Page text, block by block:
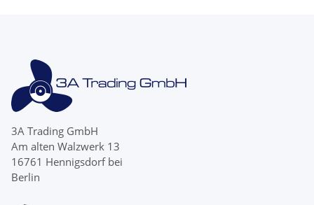
3A Trading GmbH
Am alten Walzwerk 13
16761 Hennigsdorf bei
Berlin